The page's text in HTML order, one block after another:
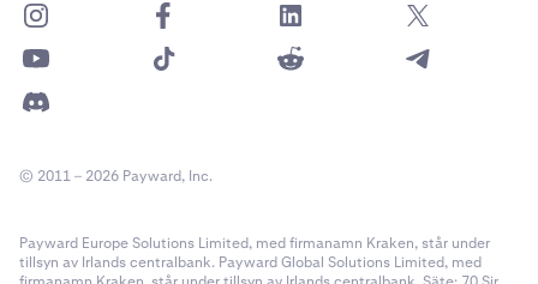
© 2011 – 2026 Payward, Inc.
Payward Europe Solutions Limited, med firmanamn Kraken, står under
tillsyn av Irlands centralbank. Payward Global Solutions Limited, med